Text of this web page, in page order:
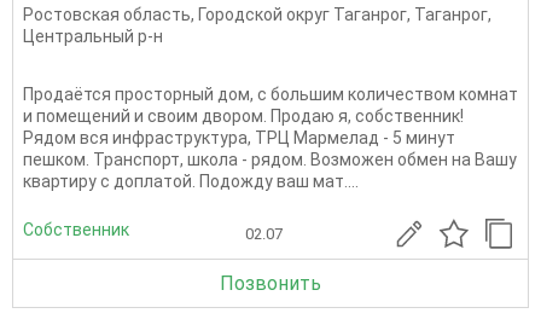
Ростовская область, Городской округ Таганрог, Таганрог,
Центральный р-н
Продаётся просторный дом, с большим количеством комнат
и помещений и своим двором. Продаю я, собственник!
Рядом вся инфраструктура, ТРЦ Мармелад - 5 минут
пешком. Транспорт, школа - рядом. Возможен обмен на Вашу
квартиру с доплатой. Подожду ваш мат....
Собственник 02.07
Позвонить